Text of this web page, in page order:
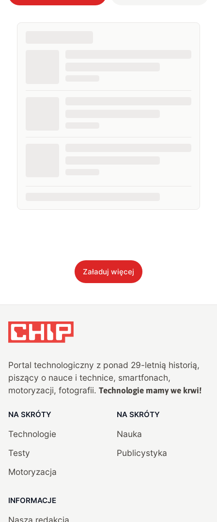
Załaduj więcej
Portal technologiczny z ponad 29-letnią historią,
piszący o nauce i technice, smartfonach,
motoryzacji, fotografii. Technologie mamy we krwi!
NA SKRÓTY
Technologie
Testy
Motoryzacja
NA SKRÓTY
Nauka
Publicystyka
INFORMACJE
Nasza redakcja